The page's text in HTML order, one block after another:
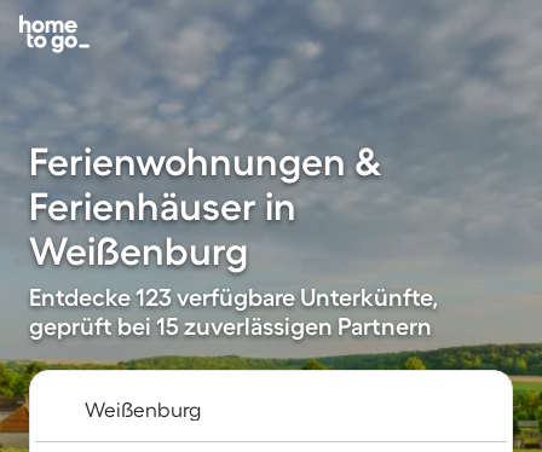
Ferienwohnungen &
Ferienhäuser in
Weißenburg
Entdecke 123 verfügbare Unterkünfte,
geprüft bei 15 zuverlässigen Partnern